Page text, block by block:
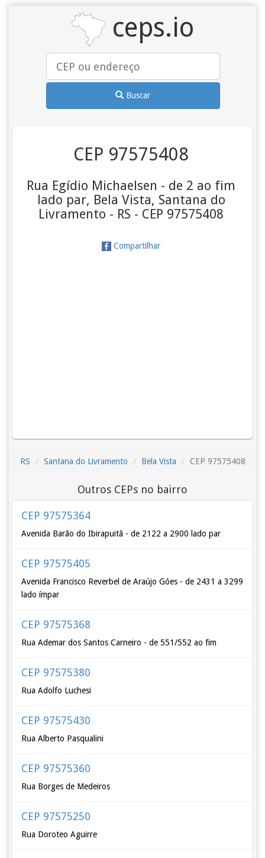
ceps.io
Buscar
CEP 97575408
Rua Egídio Michaelsen - de 2 ao fim
lado par, Bela Vista, Santana do
Livramento - RS - CEP 97575408
Compartilhar
RS Santana do Livramento Bela Vista CEP 97575408
Outros CEPs no bairro
CEP 97575364
Avenida Barão do Ibirapuitã - de 2122 a 2900 lado par
CEP 97575405
Avenida Francisco Reverbel de Araújo Góes - de 2431 a 3299
lado ímpar
CEP 97575368
Rua Ademar dos Santos Carneiro - de 551/552 ao fim
CEP 97575380
Rua Adolfo Luchesi
CEP 97575430
Rua Alberto Pasqualini
CEP 97575360
Rua Borges de Medeiros
CEP 97575250
Rua Doroteo Aguirre